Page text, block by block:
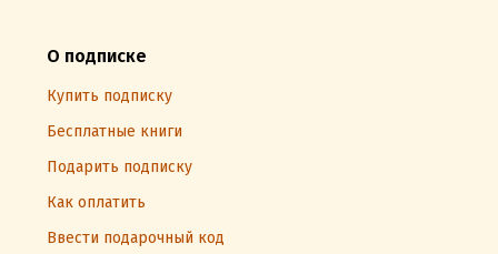
О подписке
Купить подписку
Бесплатные книги
Подарить подписку
Как оплатить
Ввести подарочный код